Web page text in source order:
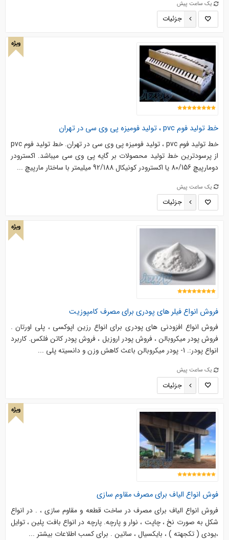
یک ساعت پیش
جزئیات
ویژه
خط تولید فوم pvc ، تولید فومیزه پی وی سی در تهران
خط تولید فوم pvc ، تولید فومیزه پی وی سی در تهران. خط تولید فوم pvc
از پرسودترین خط تولید محصولات بر گایه پی وی سی میباشد. اکسترودر
دومارپیچ 80/156 یا اکسترودر کونیکال 92/188 میلیمتر با ساختار مارپیچ ...
یک ساعت پیش
جزئیات
ویژه
فروش انواع فیلر های پودری برای مصرف کامپوزیت
فروش انواع افزودنی های پودری برای انواع رزین اپوکسی ، پلی اورتان .
فروش پودر میکروبالن ، فروش پودر اروزیل ، فروش پودر کاتن فلکس. کاربرد
انواع پودر:. 1- پودر میکروبالن باعث کاهش وزن و دانسیته پلی ...
یک ساعت پیش
جزئیات
ویژه
فوش انواع الیاف برای مصرف مقاوم سازی
فروش انواع الیاف برای مصرف در ساخت قطعه و مقاوم سازی ، . در انواع
شکل به صورت نخ ، چاپت ، نوار و پارچه. پارچه در انواع بافت پلین ، توایل
،یودی ( تکجهته ) ، بایکسیال ، ساتین . برای کسب اطلاعات بیشتر ...